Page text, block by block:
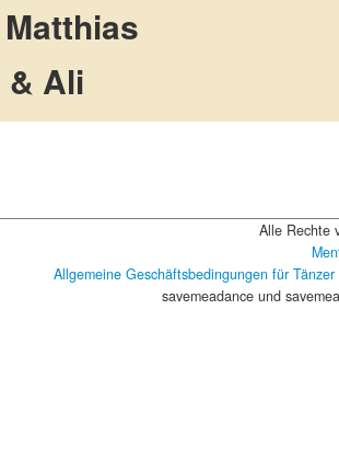
& Ali
Alle Rechte
Allgemeine Geschäftsbedingungen für Tänzer
savemeadance und